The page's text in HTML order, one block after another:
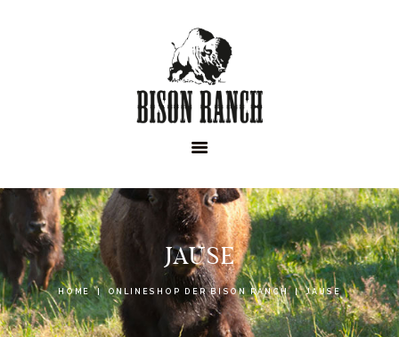
JAUSE
HOME ONLINESHOP DER BISON RANCH JAUSE
ONLINESHOP
NEWS